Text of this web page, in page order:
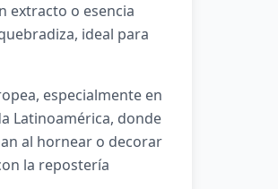
extracto o esencia
ideal para
especialmente en
Latinoamérica, donde
al hornear o decorar
la repostería